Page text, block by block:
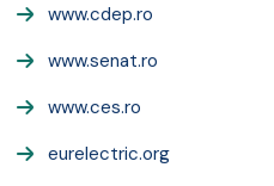
www.cdep.ro
www.senat.ro
www.ces.ro
eurelectric.org